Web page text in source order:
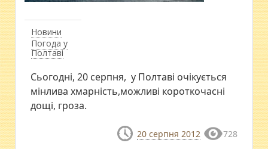
Новини
Погода у
Полтаві
Сьогодні, 20 серпня, у Полтаві очікується
мінлива хмарність,можливі короткочасні
дощі, гроза.
20 серпня 2012 728